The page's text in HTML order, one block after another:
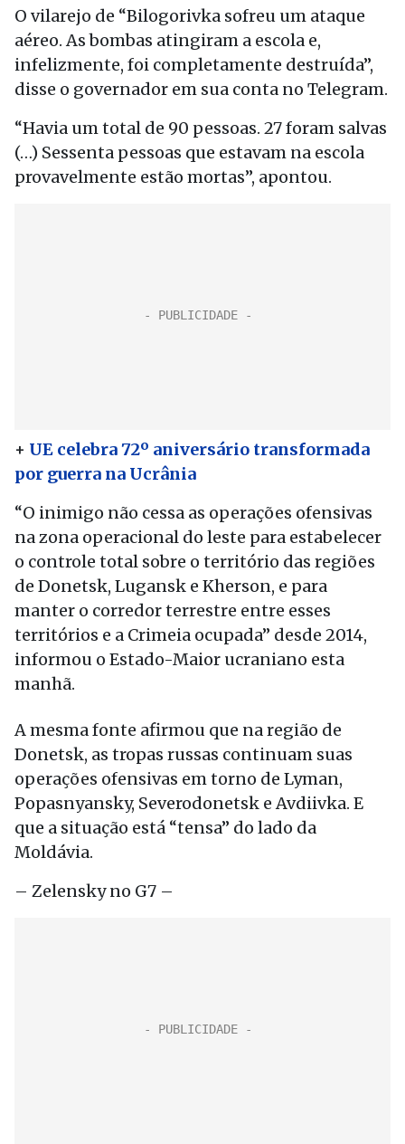
O vilarejo de “Bilogorivka sofreu um ataque
aéreo. As bombas atingiram a escola e,
infelizmente, foi completamente destruída”,
disse o governador em sua conta no Telegram.
“Havia um total de 90 pessoas. 27 foram salvas
(…) Sessenta pessoas que estavam na escola
provavelmente estão mortas”, apontou.
+ UE celebra 72º aniversário transformada
por guerra na Ucrânia
“O inimigo não cessa as operações ofensivas
na zona operacional do leste para estabelecer
o controle total sobre o território das regiões
de Donetsk, Lugansk e Kherson, e para
manter o corredor terrestre entre esses
territórios e a Crimeia ocupada” desde 2014,
informou o Estado-Maior ucraniano esta
manhã.
A mesma fonte afirmou que na região de
Donetsk, as tropas russas continuam suas
operações ofensivas em torno de Lyman,
Popasnyansky, Severodonetsk e Avdiivka. E
que a situação está “tensa” do lado da
Moldávia.
– Zelensky no G7 –